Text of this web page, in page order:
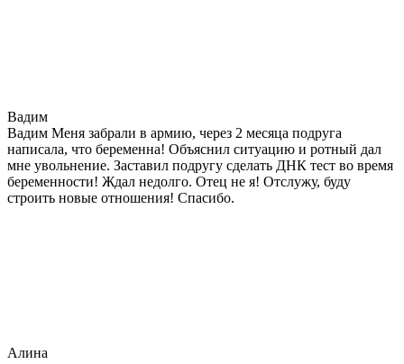
Вадим
Вадим Меня забрали в армию, через 2 месяца подруга
написала, что беременна! Объяснил ситуацию и ротный дал
мне увольнение. Заставил подругу сделать ДНК тест во время
беременности! Ждал недолго. Отец не я! Отслужу, буду
строить новые отношения! Спасибо.
Алина